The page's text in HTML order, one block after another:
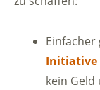
Initiative
kein Geld